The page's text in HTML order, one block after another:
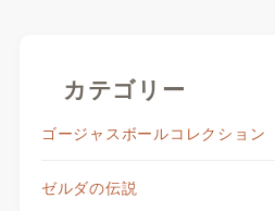
カテゴリー
ゴージャスボールコレクション
ゼルダの伝説